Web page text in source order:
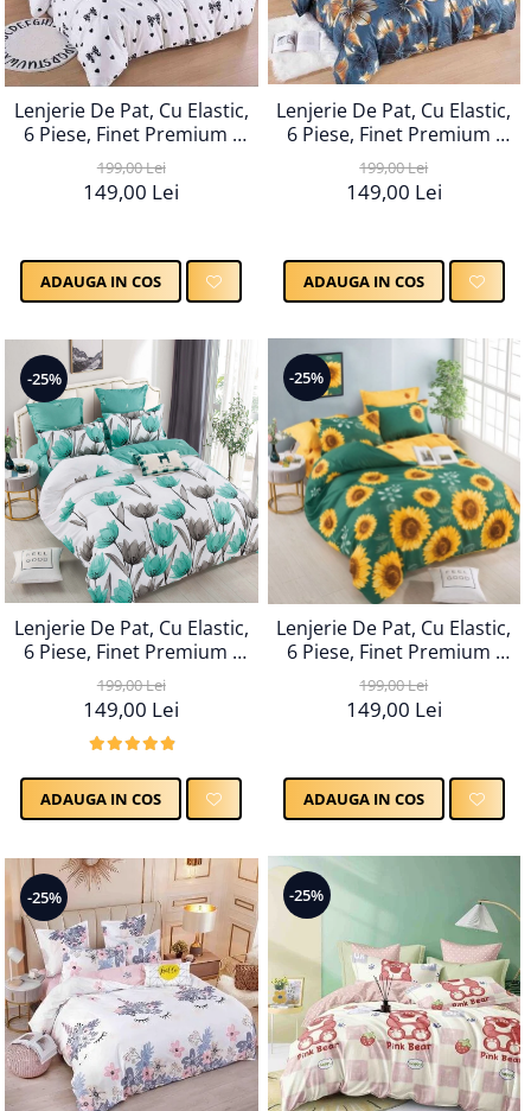
Lenjerie De Pat, Cu Elastic,
6 Piese, Finet Premium -
LPBF6PE10
199,00 Lei
149,00 Lei
ADAUGA IN COS
Lenjerie De Pat, Cu Elastic,
6 Piese, Finet Premium -
LPBF6PE14
199,00 Lei
149,00 Lei
ADAUGA IN COS
-25%
Lenjerie De Pat, Cu Elastic,
6 Piese, Finet Premium -
LPBF6PE15
199,00 Lei
149,00 Lei
ADAUGA IN COS
-25%
Lenjerie De Pat, Cu Elastic,
6 Piese, Finet Premium -
LPBF6PE17
199,00 Lei
149,00 Lei
ADAUGA IN COS
-25% -25%